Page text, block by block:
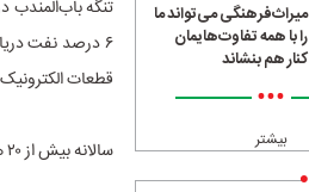
میراث‌فرهنگی می‌تواند ما
را با همه تفاوت‌هایمان
کنار هم بنشاند
•••
بیشتر
قطعات
سالانه بیش از ۲۰ هزار کشتی با کالاهایی به ارزش بیش از یک تریلیون دلار از باب‌المندب گذر می‌کنند.